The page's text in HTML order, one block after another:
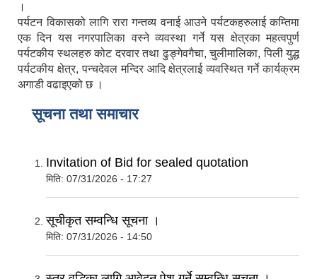
।
पर्यटन विकासको लागि रारा गन्तव्य वनाई आउने पर्यटकहरुलाई कम्तिमा
एक दिन यस नगरपालिका वस्ने व्यवस्था गर्ने यस क्षेत्रका महत्वपुर्ण
पर्यटकीय स्थलहरु कोट दरवार तथा ढुङ्गेवगैचा, चुलीमालिका, पिली युद्ध
पर्यटकीय क्षेत्र, पन्चदेवल मन्दिर आदि क्षेत्रलाई व्यवस्थित गर्ने कार्यक्रम
अगाडी वढाइएको छ ।
सूचना तथा समाचार
Invitation of Bid for sealed quotation
मिति: 07/31/2026 - 17:27
सूचीकृत सम्वन्धि सूचना ।
मिति: 07/31/2026 - 14:50